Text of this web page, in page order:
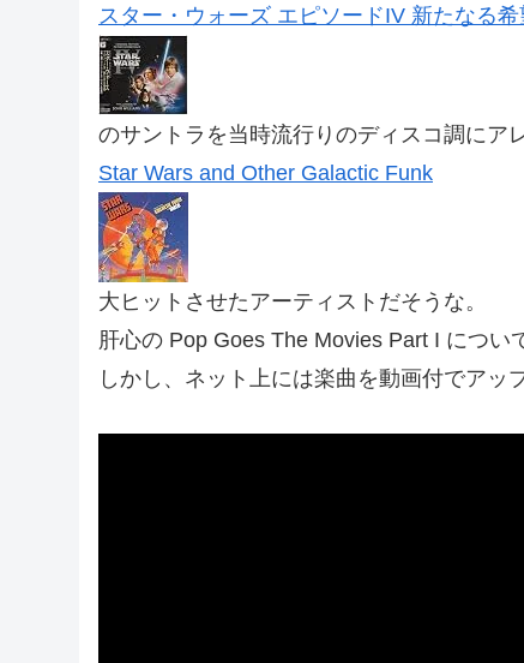
スター・ウォーズ エピソードIV 新たなる希
のサントラを当時流行りのディスコ調にア
Star Wars and Other Galactic Funk
大ヒットさせたアーティストだそうな。
肝心の Pop Goes The Movies Part I につい
しかし、ネット上には楽曲を動画付でアッ